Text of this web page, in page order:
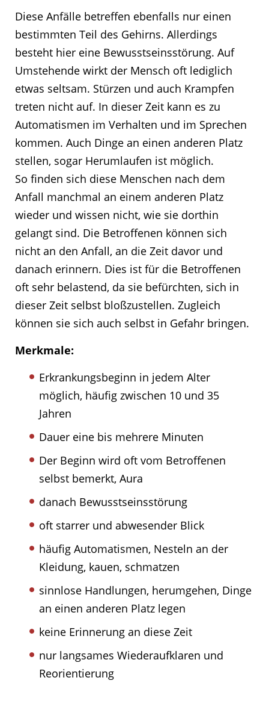
Diese Anfälle betreffen ebenfalls nur einen
bestimmten Teil des Gehirns. Allerdings
besteht hier eine Bewusstseinsstörung. Auf
Umstehende wirkt der Mensch oft lediglich
etwas seltsam. Stürzen und auch Krampfen
treten nicht auf. In dieser Zeit kann es zu
Automatismen im Verhalten und im Sprechen
kommen. Auch Dinge an einen anderen Platz
stellen, sogar Herumlaufen ist möglich.
So finden sich diese Menschen nach dem
Anfall manchmal an einem anderen Platz
wieder und wissen nicht, wie sie dorthin
gelangt sind. Die Betroffenen können sich
nicht an den Anfall, an die Zeit davor und
danach erinnern. Dies ist für die Betroffenen
oft sehr belastend, da sie befürchten, sich in
dieser Zeit selbst bloßzustellen. Zugleich
können sie sich auch selbst in Gefahr bringen.
Merkmale:
Erkrankungsbeginn in jedem Alter
möglich, häufig zwischen 10 und 35
Jahren
Dauer eine bis mehrere Minuten
Der Beginn wird oft vom Betroffenen
selbst bemerkt, Aura
danach Bewusstseinsstörung
oft starrer und abwesender Blick
häufig Automatismen, Nesteln an der
Kleidung, kauen, schmatzen
sinnlose Handlungen, herumgehen, Dinge
an einen anderen Platz legen
keine Erinnerung an diese Zeit
nur langsames Wiederaufklaren und
Reorientierung